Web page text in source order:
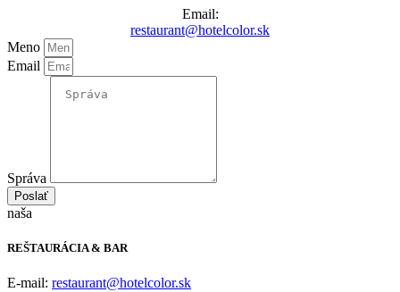
Email:
restaurant@hotelcolor.sk
Meno
Email
Správa
Poslať
naša
REŠTAURÁCIA & BAR
E-mail: restaurant@hotelcolor.sk